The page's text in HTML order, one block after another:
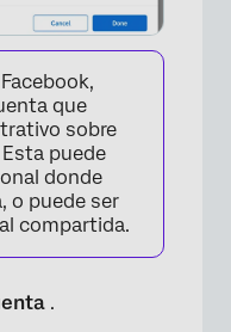
que
sobre
puede
donde
o puede ser
compartida.
.